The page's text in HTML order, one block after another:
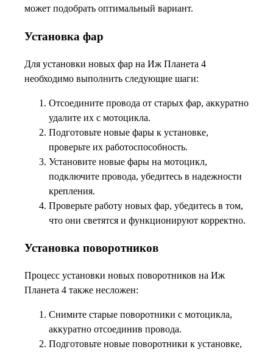
может подобрать оптимальный вариант.
Установка фар
Для установки новых фар на Иж Планета 4
необходимо выполнить следующие шаги:
Отсоедините провода от старых фар, аккуратно
удалите их с мотоцикла.
Подготовьте новые фары к установке,
проверьте их работоспособность.
Установите новые фары на мотоцикл,
подключите провода, убедитесь в надежности
крепления.
Проверьте работу новых фар, убедитесь в том,
что они светятся и функционируют корректно.
Установка поворотников
Процесс установки новых поворотников на Иж
Планета 4 также несложен:
Снимите старые поворотники с мотоцикла,
аккуратно отсоединив провода.
Подготовьте новые поворотники к установке,